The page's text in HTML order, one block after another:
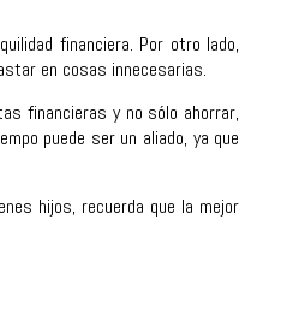
financiera. Por otro lado,
en cosas innecesarias.
financieras y no sólo ahorrar,
puede ser un aliado, ya que
hijos, recuerda que la mejor